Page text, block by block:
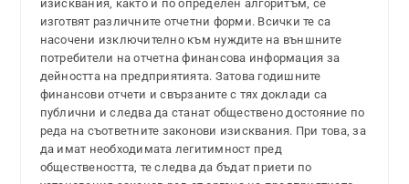
изисквания, както и по определен алгоритъм, се
изготвят различните отчетни форми. Всички те са
насочени изключително към нуждите на външните
потребители на отчетна финансова информация за
дейността на предприятията. Затова годишните
финансови отчети и свързаните с тях доклади са
публични и следва да станат обществено достояние по
реда на съответните законови изисквания. При това, за
да имат необходимата легитимност пред
обществеността, те следва да бъдат приети по